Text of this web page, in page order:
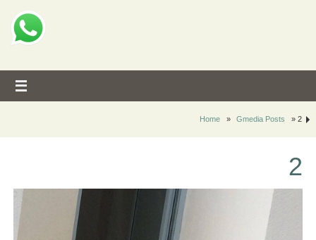
Home » Gmedia Posts » 2
2